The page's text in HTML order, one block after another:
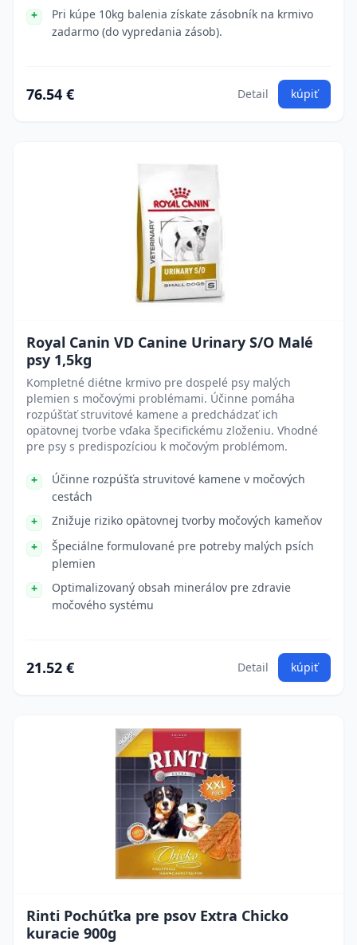
Pri kúpe 10kg balenia získate zásobník na krmivo
zadarmo (do vypredania zásob).
76.54 € Detail kúpiť
Royal Canin VD Canine Urinary S/O Malé
psy 1,5kg
Kompletné diétne krmivo pre dospelé psy malých
plemien s močovými problémami. Účinne pomáha
rozpúšťať struvitové kamene a predchádzať ich
opätovnej tvorbe vďaka špecifickému zloženiu. Vhodné
pre psy s predispozíciou k močovým problémom.
Účinne rozpúšťa struvitové kamene v močových
cestách
Znižuje riziko opätovnej tvorby močových kameňov
Špeciálne formulované pre potreby malých psích
plemien
Optimalizovaný obsah minerálov pre zdravie
močového systému
21.52 € Detail kúpiť
Rinti Pochúťka pre psov Extra Chicko
kuracie 900g